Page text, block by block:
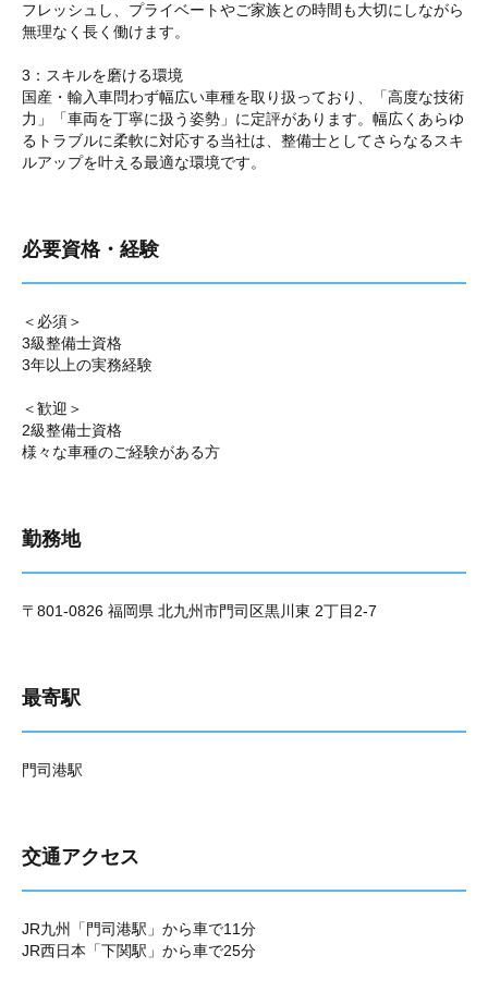
フレッシュし、プライベートやご家族との時間も大切にしながら
無理なく長く働けます。
3：スキルを磨ける環境
国産・輸入車問わず幅広い車種を取り扱っており、「高度な技術
力」「車両を丁寧に扱う姿勢」に定評があります。幅広くあらゆ
るトラブルに柔軟に対応する当社は、整備士としてさらなるスキ
ルアップを叶える最適な環境です。
必要資格・経験
＜必須＞
3級整備士資格
3年以上の実務経験
＜歓迎＞
2級整備士資格
様々な車種のご経験がある方
勤務地
〒801-0826 福岡県 北九州市門司区黒川東 2丁目2-7
最寄駅
門司港駅
交通アクセス
JR九州「門司港駅」から車で11分
JR西日本「下関駅」から車で25分